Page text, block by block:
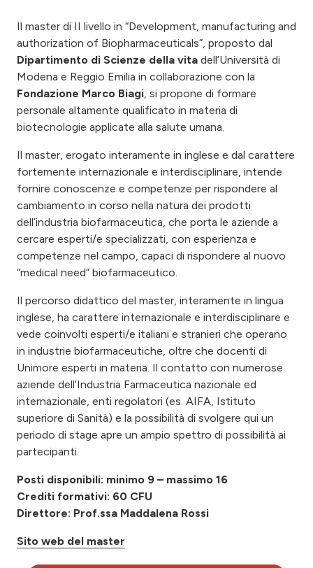
Il master di II livello in “Development, manufacturing and
authorization of Biopharmaceuticals”, proposto dal
Dipartimento di Scienze della vita dell’Università di
Modena e Reggio Emilia in collaborazione con la
Fondazione Marco Biagi, si propone di formare
personale altamente qualificato in materia di
biotecnologie applicate alla salute umana.
Il master, erogato interamente in inglese e dal carattere
fortemente internazionale e interdisciplinare, intende
fornire conoscenze e competenze per rispondere al
cambiamento in corso nella natura dei prodotti
dell’industria biofarmaceutica, che porta le aziende a
cercare esperti/e specializzati, con esperienza e
competenze nel campo, capaci di rispondere al nuovo
“medical need” biofarmaceutico.
Il percorso didattico del master, interamente in lingua
inglese, ha carattere internazionale e interdisciplinare e
vede coinvolti esperti/e italiani e stranieri che operano
in industrie biofarmaceutiche, oltre che docenti di
Unimore esperti in materia. Il contatto con numerose
aziende dell’Industria Farmaceutica nazionale ed
internazionale, enti regolatori (es. AIFA, Istituto
superiore di Sanità) e la possibilità di svolgere qui un
periodo di stage apre un ampio spettro di possibilità ai
partecipanti.
Posti disponibili: minimo 9 – massimo 16
Crediti formativi: 60 CFU
Direttore: Prof.ssa Maddalena Rossi
Sito web del master